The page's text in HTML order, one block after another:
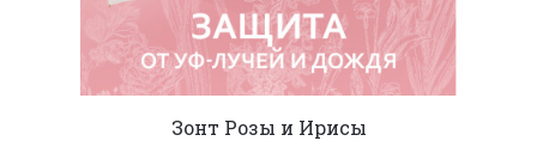
Зонт Розы и Ирисы